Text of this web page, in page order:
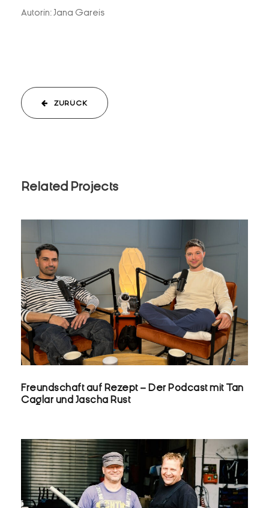
Autorin: Jana Gareis
ZURÜCK
Related Projects
FREUNDSCHAFT AUF REZEPT – DER
PODCAST MIT TAN CAGLAR UND
JASCHA RUST
Freundschaft auf Rezept – Der Podcast mit Tan
Caglar und Jascha Rust